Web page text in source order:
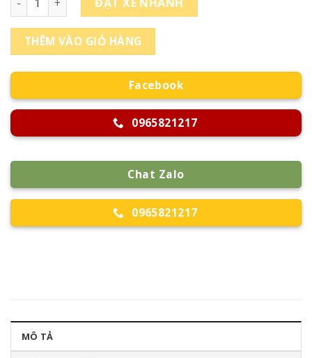
THÊM VÀO GIỎ HÀNG
Facebook
0965821217
Chat Zalo
0965821217
MÔ TẢ